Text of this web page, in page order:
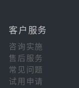
客户服务
咨询实施
售后服务
常见问题
试用申请